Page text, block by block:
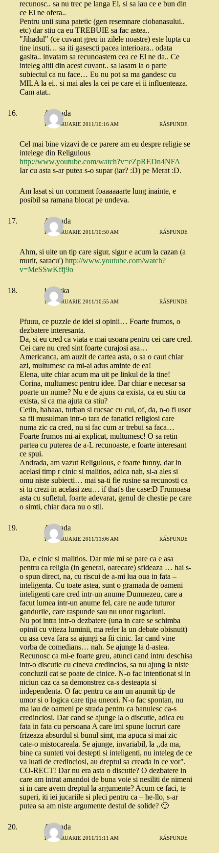
recunosc.. sa nu trec pe langa El, si sa iau ce e bun din
ce El ne ofera..
Pentru unii suna patetic (gen resemnare ciobanasului..
etc) dar stiu ca eu TREBUIE sa fac astea..
"Jihadul" (ce cuvant greu in zilele noastre) este lupta cu
tine insuti… sa iti gasescti pacea interioara.. odata
gasita.. invatam sa recunoastem cea ce El ne da.. Ce
inteleg altii din acest cuvant.. sa lasam la o parte
subiectul ca nu face… Eu nu pot sa ma gandesc cu
MILA la ei.. si mai ales la cei pe care ei ii influenteaza.
Cam atat..
Andrada
17 FEBRUARIE 2011/10:16 AM RĂSPUNDE
Cel mai bine vizavi de ce parere am eu despre religie se
intelege din Religulous
http://www.youtube.com/watch?v=eZpREDn4NFA
Iar cu asta s-ar putea s-o supar (iar? :D) pe Merat :D.
Am lasat si un comment foaaaaaarte lung inainte, e
posibil sa ramana blocat pe undeva.
Andrada
17 FEBRUARIE 2011/10:50 AM RĂSPUNDE
Ahm, si uite un tip care sigur, sigur e acum la cazan (a
murit, saracu') http://www.youtube.com/watch?
v=MeSSwKffj9o
Ionouka
17 FEBRUARIE 2011/10:55 AM RĂSPUNDE
Pfuuu, ce puzzle de idei si opinii… Foarte frumos, o
dezbatere interesanta.
Da, si eu cred ca viata e mai usoara pentru cei care cred.
Cei care nu cred sint foarte curajosi asa…
Americanca, am auzit de cartea asta, o sa o caut chiar
azi, multumesc ca mi-ai adus aminte de ea!
Elena, uite chiar acum ma uit pe linkul de la tine!
Corina, multumesc pentru idee. Dar chiar e necesar sa
poarte un nume? Nu e de ajuns ca exista, ca eu stiu ca
exista, si ca ma ajuta ca stiu?
Cetin, hahaaa, turban si rucsac cu cui, of, da, n-o fi usor
sa fii musulman intr-o tara de fanatici religiosi care
numa zic ca cred, nu si fac cum ar trebui sa faca…
Foarte frumos mi-ai explicat, multumesc! O sa retin
partea cu puterea de a-L recunoaste, e foarte interesant
ce spui.
Andrada, am vazut Religulous, e foarte funny, dar in
acelasi timp r cinic si malitios, adica nah, si-a ales si
omu niste subiecti… mai sa-ti fie rusine sa recunosti ca
si tu crezi in acelasi zeu… if that's the case:D Frumoasa
asta cu sufletul, foarte adevarat, genul de chestie pe care
o simti, chiar daca nu o stii.
Andrada
17 FEBRUARIE 2011/11:06 AM RĂSPUNDE
Da, e cinic si malitios. Dar mie mi se pare ca e asa
pentru ca religia (in general, oarecare) sfideaza … hai s-
o spun direct, na, cu riscui de a-mi lua oua in fata –
inteligenta. Cu toate astea, sunt o gramada de oameni
inteligenti care cred intr-un anume Dumnezeu, care a
facut lumea intr-un anume fel, care ne aude tuturor
gandurile, care raspunde sau nu unor rugaciuni.
Nu pot intra intr-o dezbatere (una in care se schimba
opinii cu viteza luminii, ma refer la un debate obisnuit)
cu asa ceva fara sa ajungi sa fii cinic. Iar cand vine
vorba de comedians… nah. Se ajunge la d-astea.
Recunosc ca mi-e foarte greu, atunci cand intru deschisa
intr-o discutie cu cineva credincios, sa nu ajung la niste
concluzii cat se poate de cinice. N-o fac intentionat si in
niciun caz ca sa demonstrez ca-s desteapta si
independenta. O fac pentru ca am un anumit tip de
umor si o logica care tipa uneori. N-o fac spontan, nu
ma iau de oameni pe strada pentru ca banuiesc ca-s
credinciosi. Dar cand se ajunge la o discutie, adica eu
fata in fata cu persoana A care imi spune lucruri care
frizeaza absurdul si bunul simt, ma apuca si mai zic
cate-o mistocareala. Se ajunge, invariabil, la ,,da ma,
bine ca sunteti voi destepti si inteligenti, nu inteleg de ce
va luati de credinciosi, au dreptul sa creada in ce vor".
CO-RECT! Dar nu era asta o discutie? O dezbatere in
care am intrat amandoi de buna voie si nesiliti de nimeni
si in care avem dreptul la argumente? Acum ce faci, te
superi, iti iei jucariile si pleci pentru ca – he-llo, s-ar
putea sa am niste argumente destul de solide? 🙂
Andrada
17 FEBRUARIE 2011/11:11 AM RĂSPUNDE